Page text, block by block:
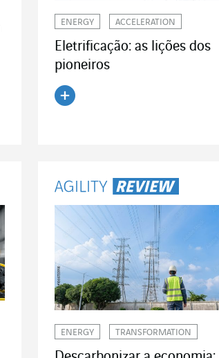
ENERGY ACCELERATION
Eletrificação: as lições dos
pioneiros
ENERGY TRANSFORMATION